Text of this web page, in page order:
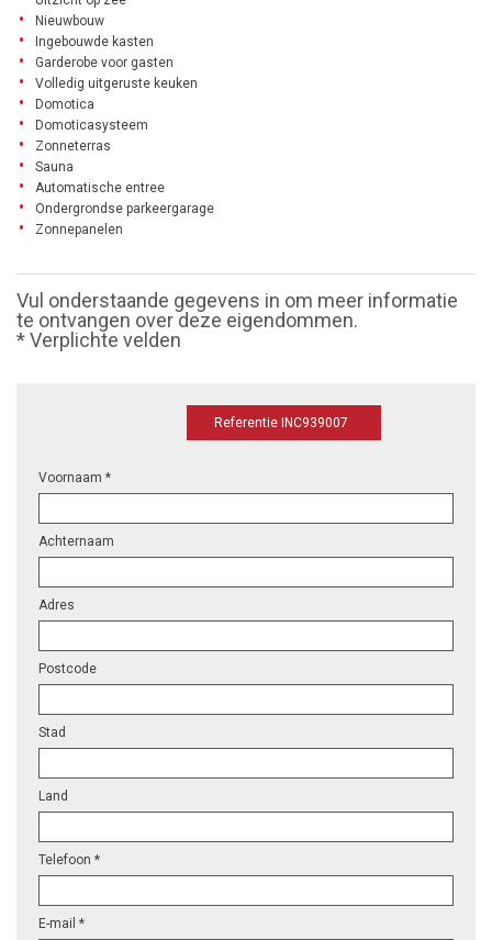
Nieuwbouw
Ingebouwde kasten
Garderobe voor gasten
Volledig uitgeruste keuken
Domotica
Domoticasysteem
Zonneterras
Sauna
Automatische entree
Ondergrondse parkeergarage
Zonnepanelen
Vul onderstaande gegevens in om meer informatie
te ontvangen over deze eigendommen.
* Verplichte velden
Referentie INC939007
Voornaam *
Achternaam
Adres
Postcode
Stad
Land
Telefoon *
E-mail *